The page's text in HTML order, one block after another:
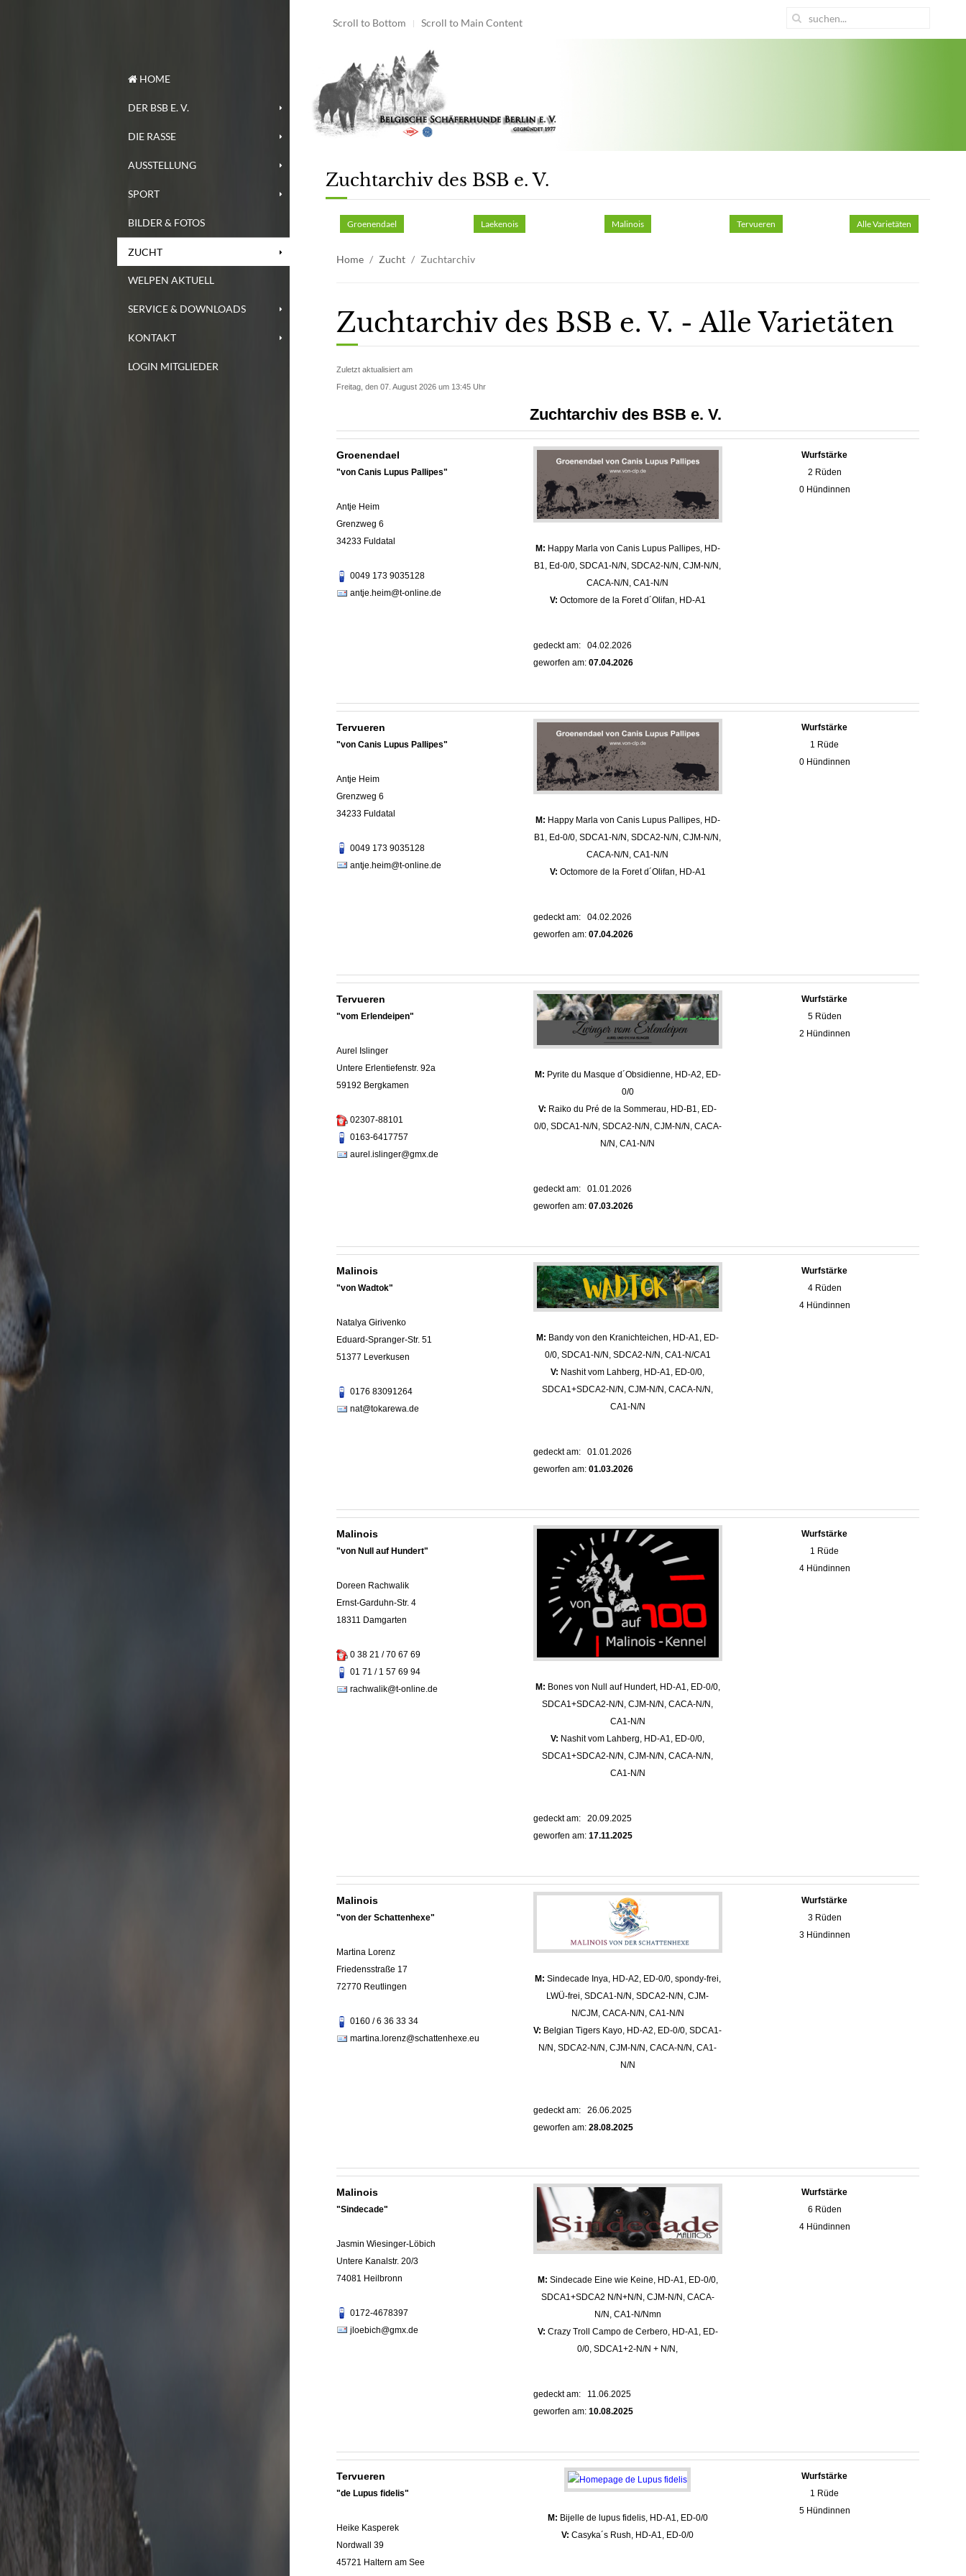
HOME
DER BSB E. V.
DIE RASSE
AUSSTELLUNG
SPORT
BILDER & FOTOS
ZUCHT
WELPEN AKTUELL
SERVICE & DOWNLOADS
KONTAKT
LOGIN MITGLIEDER
Scroll to Bottom Scroll to Main Content
Zuchtarchiv des BSB e. V.
Groenendael Laekenois Malinois Tervueren Alle Varietäten
Home Zucht Zuchtarchiv
Zuchtarchiv des BSB e. V. - Alle Varietäten